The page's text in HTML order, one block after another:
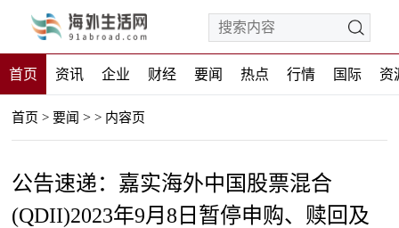
首页 资讯 企业 财经 要闻 热点 行情 国际 资
首页 > 要闻 > > 内容页
公告速递：嘉实海外中国股票混合
(QDII)2023年9月8日暂停申购、赎回及